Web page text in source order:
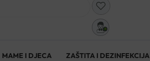
MAME I DJECA ZAŠTITA I DEZINFEKCIJA